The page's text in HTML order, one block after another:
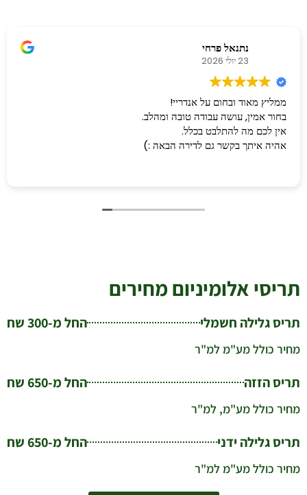
נתנאל פרחי
23 יולי 2026
ממליץ מאוד ובחום על אנדריי!
בחור אמין, עושה עבודה טובה ומהלב.
אין לכם מה להתלבט בכלל.
אהיה איתך בקשר גם לדירה הבאה :)
תריסי אלומיניום מחירים
תריס גלילה חשמלי החל מ-300 שח
מחיר כולל מע"מ למ"ר
תריס הזזה החל מ-650 שח
מחיר כולל מע"מ, למ"ר
תריס גלילה ידני החל מ-650 שח
מחיר כולל מע"מ למ"ר